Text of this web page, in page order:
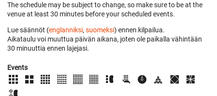
The schedule may be subject to change, so make sure to be at the
venue at least 30 minutes before your scheduled events.
Lue säännöt (englanniksi, suomeksi) ennen kilpailua.
Aikataulu voi muuttua päivän aikana, joten ole paikalla vähintään
30 minuuttia ennen lajejasi.
Events